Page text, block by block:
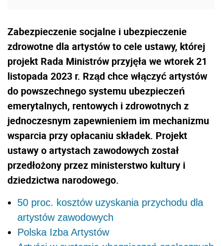
Zabezpieczenie socjalne i ubezpieczenie
zdrowotne dla artystów to cele ustawy, której
projekt Rada Ministrów przyjęła we wtorek 21
listopada 2023 r. Rząd chce włączyć artystów
do powszechnego systemu ubezpieczeń
emerytalnych, rentowych i zdrowotnych z
jednoczesnym zapewnieniem im mechanizmu
wsparcia przy opłacaniu składek. Projekt
ustawy o artystach zawodowych został
przedłożony przez ministerstwo kultury i
dziedzictwa narodowego.
50 proc. kosztów uzyskania przychodu dla
artystów zawodowych
Polska Izba Artystów